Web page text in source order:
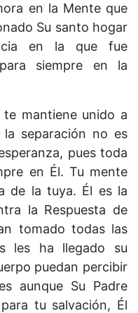
en la Mente que
Su santo hogar
en la que fue
siempre en la
mantiene unido a
separación no es
pues toda
en Él. Tu mente
de la tuya. Él es la
la Respuesta de
tomado todas las
les ha llegado su
puedan percibir
aunque Su Padre
tu salvación, Él